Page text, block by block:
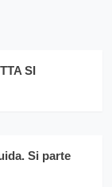
SI
Si parte